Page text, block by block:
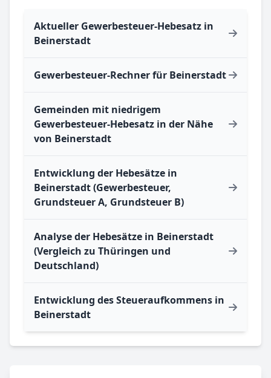
Aktueller Gewerbesteuer-Hebesatz in
Beinerstadt
Gewerbesteuer-Rechner für Beinerstadt
Gemeinden mit niedrigem
Gewerbesteuer-Hebesatz in der Nähe
von Beinerstadt
Entwicklung der Hebesätze in
Beinerstadt (Gewerbesteuer,
Grundsteuer A, Grundsteuer B)
Analyse der Hebesätze in Beinerstadt
(Vergleich zu Thüringen und
Deutschland)
Entwicklung des Steueraufkommens in
Beinerstadt